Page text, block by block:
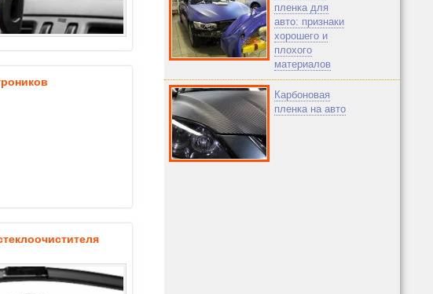
пленка для
авто: признаки
хорошего и
плохого
материалов
Карбоновая
пленка на авто